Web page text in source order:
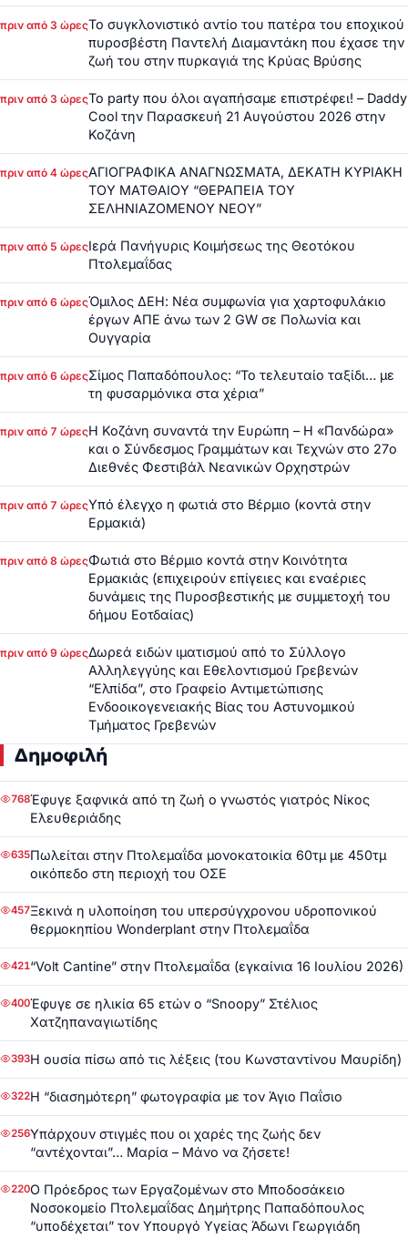
πριν από 3 ώρεςΤο συγκλονιστικό αντίο του πατέρα του εποχικού
πυροσβέστη Παντελή Διαμαντάκη που έχασε την
ζωή του στην πυρκαγιά της Κρύας Βρύσης
πριν από 3 ώρεςΤο party που όλοι αγαπήσαμε επιστρέφει! – Daddy
Cool την Παρασκευή 21 Αυγούστου 2026 στην
Κοζάνη
πριν από 4 ώρεςΑΓΙΟΓΡΑΦΙΚΑ ΑΝΑΓΝΩΣΜΑΤΑ, ΔΕΚΑΤΗ ΚΥΡΙΑΚΗ
ΤΟΥ ΜΑΤΘΑΙΟΥ “ΘΕΡΑΠΕΙΑ ΤΟΥ
ΣΕΛΗΝΙΑΖΟΜΕΝΟΥ ΝΕΟΥ”
πριν από 5 ώρεςΙερά Πανήγυρις Κοιμήσεως της Θεοτόκου
Πτολεμαΐδας
πριν από 6 ώρεςΌμιλος ΔΕΗ: Νέα συμφωνία για χαρτοφυλάκιο
έργων ΑΠΕ άνω των 2 GW σε Πολωνία και
Ουγγαρία
πριν από 6 ώρεςΣίμος Παπαδόπουλος: “Το τελευταίο ταξίδι… με
τη φυσαρμόνικα στα χέρια”
πριν από 7 ώρεςΗ Κοζάνη συναντά την Ευρώπη – Η «Πανδώρα»
και ο Σύνδεσμος Γραμμάτων και Τεχνών στο 27ο
Διεθνές Φεστιβάλ Νεανικών Ορχηστρών
πριν από 7 ώρεςΥπό έλεγχο η φωτιά στο Βέρμιο (κοντά στην
Ερμακιά)
πριν από 8 ώρεςΦωτιά στο Βέρμιο κοντά στην Κοινότητα
Ερμακιάς (επιχειρούν επίγειες και εναέριες
δυνάμεις της Πυροσβεστικής με συμμετοχή του
δήμου Εοτδαίας)
πριν από 9 ώρεςΔωρεά ειδών ιματισμού από το Σύλλογο
Αλληλεγγύης και Εθελοντισμού Γρεβενών
“Ελπίδα”, στο Γραφείο Αντιμετώπισης
Ενδοοικογενειακής Βίας του Αστυνομικού
Τμήματος Γρεβενών
Δημοφιλή
768Έφυγε ξαφνικά από τη ζωή ο γνωστός γιατρός Νίκος
Ελευθεριάδης
635Πωλείται στην Πτολεμαΐδα μονοκατοικία 60τμ με 450τμ
οικόπεδο στη περιοχή του ΟΣΕ
457Ξεκινά η υλοποίηση του υπερσύγχρονου υδροπονικού
θερμοκηπίου Wonderplant στην Πτολεμαΐδα
421“Volt Cantine” στην Πτολεμαΐδα (εγκαίνια 16 Ιουλίου 2026)
400Έφυγε σε ηλικία 65 ετών ο “Snoopy” Στέλιος
Χατζηπαναγιωτίδης
393Η ουσία πίσω από τις λέξεις (του Κωνσταντίνου Μαυρίδη)
322Η “διασημότερη” φωτογραφία με τον Άγιο Παΐσιο
256Υπάρχουν στιγμές που οι χαρές της ζωής δεν
“αντέχονται”… Μαρία – Μάνο να ζήσετε!
220Ο Πρόεδρος των Εργαζομένων στο Μποδοσάκειο
Νοσοκομείο Πτολεμαΐδας Δημήτρης Παπαδόπουλος
“υποδέχεται” τον Υπουργό Υγείας Άδωνι Γεωργιάδη